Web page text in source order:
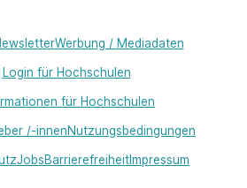
Werbung / Mediadaten
Login für Hochschulen
für Hochschulen
/-innenNutzungsbedingungen
JobsBarrierefreiheitImpressum